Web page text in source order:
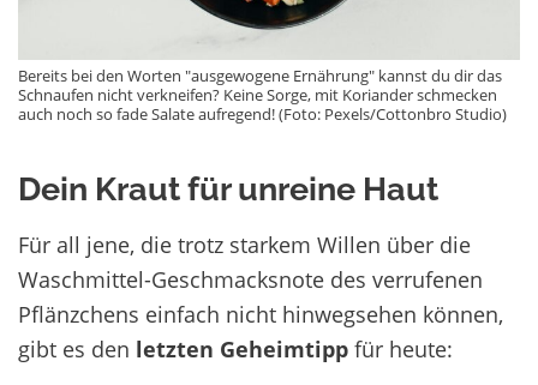
Bereits bei den Worten "ausgewogene Ernährung" kannst du dir das
Schnaufen nicht verkneifen? Keine Sorge, mit Koriander schmecken
auch noch so fade Salate aufregend! (Foto: Pexels/Cottonbro Studio)
Dein Kraut für unreine Haut
Für all jene, die trotz starkem Willen über die
Waschmittel-Geschmacksnote des verrufenen
Pflänzchens einfach nicht hinwegsehen können,
gibt es den letzten Geheimtipp für heute: